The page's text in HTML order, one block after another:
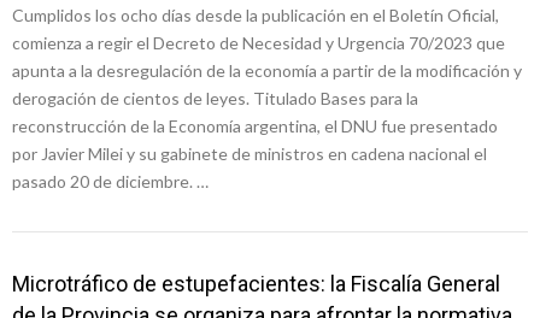
Cumplidos los ocho días desde la publicación en el Boletín Oficial,
comienza a regir el Decreto de Necesidad y Urgencia 70/2023 que
apunta a la desregulación de la economía a partir de la modificación y
derogación de cientos de leyes. Titulado Bases para la
reconstrucción de la Economía argentina, el DNU fue presentado
por Javier Milei y su gabinete de ministros en cadena nacional el
pasado 20 de diciembre. …
Microtráfico de estupefacientes: la Fiscalía General